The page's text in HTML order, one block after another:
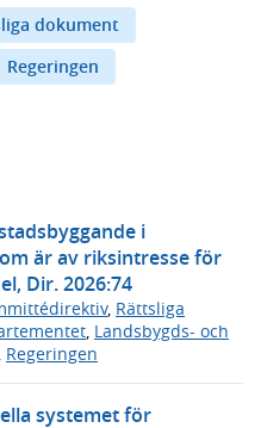
dokument
Regeringen
i
är av riksintresse för
Dir. 2026:74
, Rättsliga
Landsbygds- och
Regeringen
systemet för